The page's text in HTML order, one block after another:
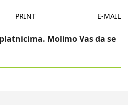
PRINT E-MAIL
Molimo Vas da se